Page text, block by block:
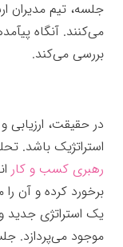
جلسه، تیم مدیران
می‌کنند. آنگاه
بررسی می‌کند.
در حقیقت، ارزیابی
استراتژیک باشد.
رهبری کسب و کار
برخورد کرده و آن را
یک استراتژی جدید و
موجود می‌پردازد.